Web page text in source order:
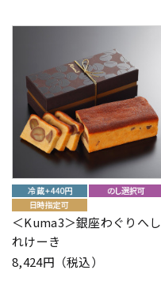
＜Kuma3＞銀座わぐりへし
れけーき
8,424円（税込）